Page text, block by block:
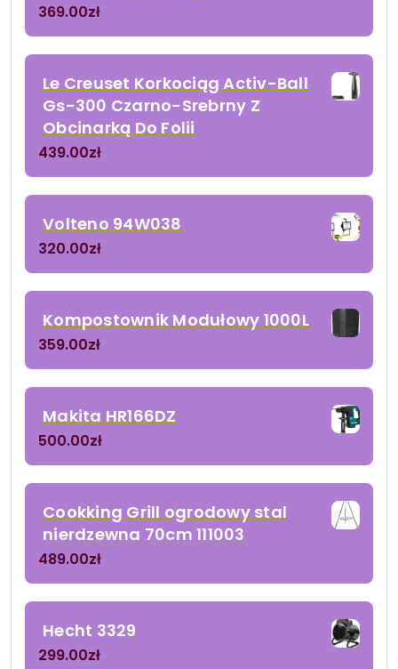
369.00zł
Le Creuset Korkociąg Activ-Ball
Gs-300 Czarno-Srebrny Z
Obcinarką Do Folii
439.00zł
Volteno 94W038
320.00zł
Kompostownik Modułowy 1000L
359.00zł
Makita HR166DZ
500.00zł
Cookking Grill ogrodowy stal
nierdzewna 70cm 111003
489.00zł
Hecht 3329
299.00zł